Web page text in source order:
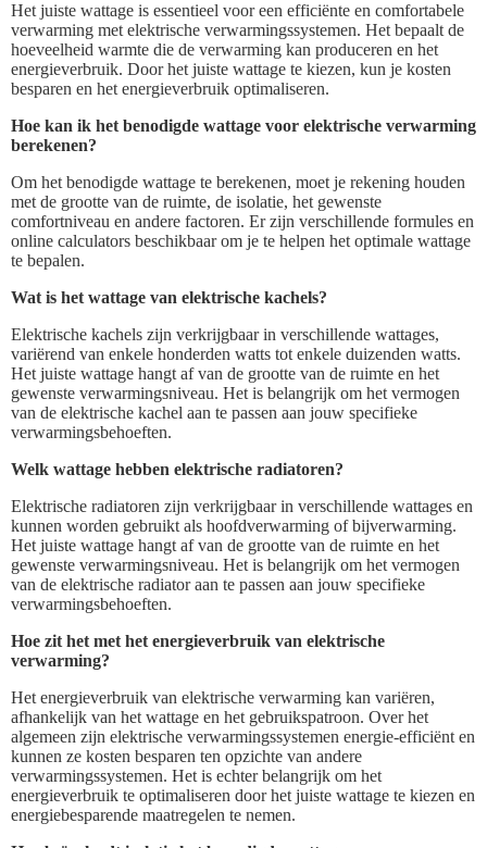
Het juiste wattage is essentieel voor een efficiënte en comfortabele
verwarming met elektrische verwarmingssystemen. Het bepaalt de
hoeveelheid warmte die de verwarming kan produceren en het
energieverbruik. Door het juiste wattage te kiezen, kun je kosten
besparen en het energieverbruik optimaliseren.
Hoe kan ik het benodigde wattage voor elektrische verwarming
berekenen?
Om het benodigde wattage te berekenen, moet je rekening houden
met de grootte van de ruimte, de isolatie, het gewenste
comfortniveau en andere factoren. Er zijn verschillende formules en
online calculators beschikbaar om je te helpen het optimale wattage
te bepalen.
Wat is het wattage van elektrische kachels?
Elektrische kachels zijn verkrijgbaar in verschillende wattages,
variërend van enkele honderden watts tot enkele duizenden watts.
Het juiste wattage hangt af van de grootte van de ruimte en het
gewenste verwarmingsniveau. Het is belangrijk om het vermogen
van de elektrische kachel aan te passen aan jouw specifieke
verwarmingsbehoeften.
Welk wattage hebben elektrische radiatoren?
Elektrische radiatoren zijn verkrijgbaar in verschillende wattages en
kunnen worden gebruikt als hoofdverwarming of bijverwarming.
Het juiste wattage hangt af van de grootte van de ruimte en het
gewenste verwarmingsniveau. Het is belangrijk om het vermogen
van de elektrische radiator aan te passen aan jouw specifieke
verwarmingsbehoeften.
Hoe zit het met het energieverbruik van elektrische
verwarming?
Het energieverbruik van elektrische verwarming kan variëren,
afhankelijk van het wattage en het gebruikspatroon. Over het
algemeen zijn elektrische verwarmingssystemen energie-efficiënt en
kunnen ze kosten besparen ten opzichte van andere
verwarmingssystemen. Het is echter belangrijk om het
energieverbruik te optimaliseren door het juiste wattage te kiezen en
energiebesparende maatregelen te nemen.